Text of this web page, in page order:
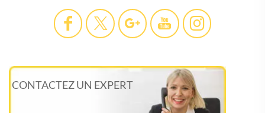
CONTACTEZ UN EXPERT